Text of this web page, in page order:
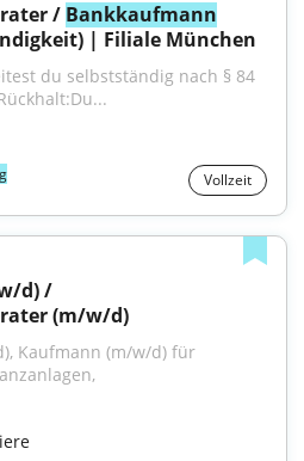
/ Bankkaufmann
| Filiale München
du selbstständig nach § 84
Vollzeit
d) /
(m/w/d)
Kaufmann (m/w/d) für